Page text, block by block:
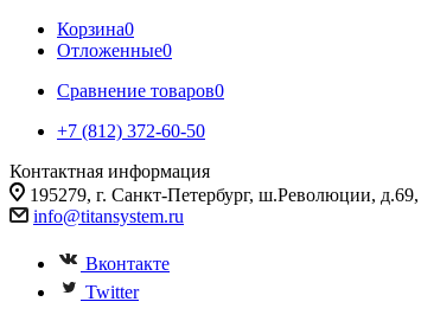
Корзина0
Отложенные0
Сравнение товаров0
+7 (812) 372-60-50
Контактная информация
195279, г. Санкт-Петербург, ш.Революции,
info@titansystem.ru
Вконтакте
Twitter